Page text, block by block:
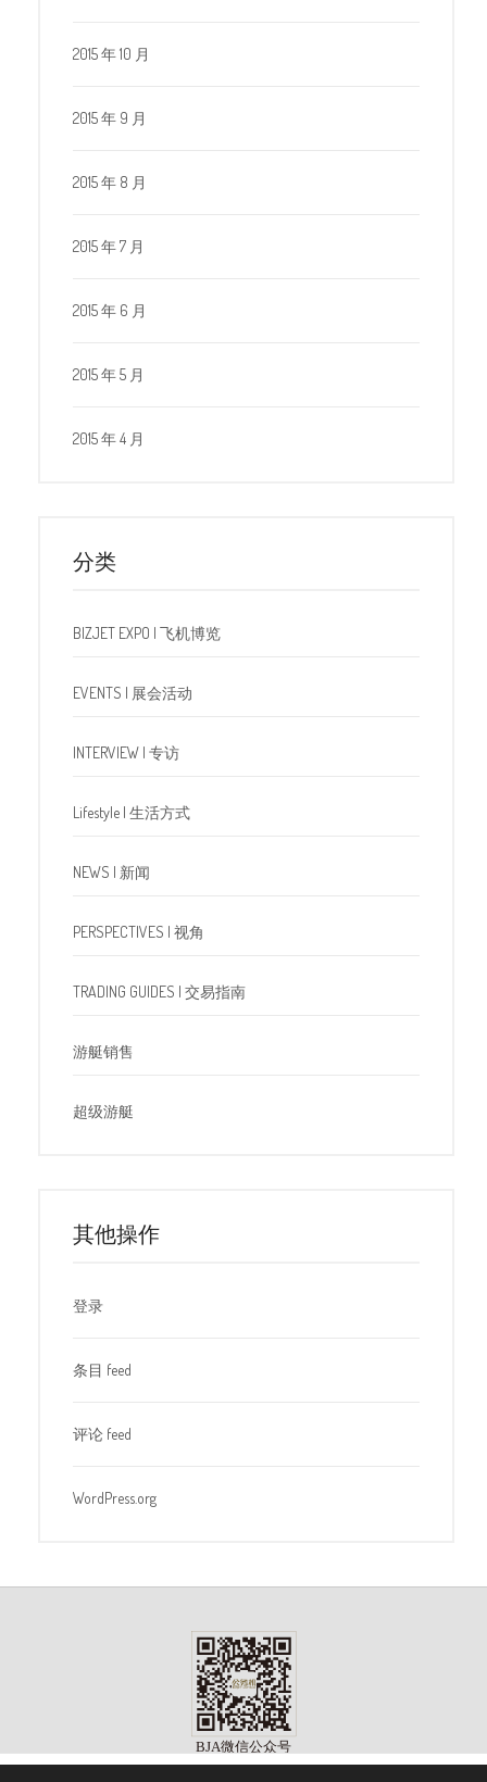
2015 年 10 月
2015 年 9 月
2015 年 8 月
2015 年 7 月
2015 年 6 月
2015 年 5 月
2015 年 4 月
分类
BIZJET EXPO | 飞机博览
EVENTS | 展会活动
INTERVIEW | 专访
Lifestyle | 生活方式
NEWS | 新闻
PERSPECTIVES | 视角
TRADING GUIDES | 交易指南
游艇销售
超级游艇
其他操作
登录
条目 feed
评论 feed
WordPress.org